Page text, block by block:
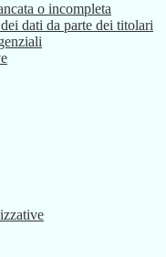
o incompleta
dati da parte dei titolari